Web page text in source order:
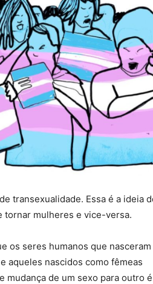
transexualidade. Essa é a ideia
tornar mulheres e vice-versa.
os seres humanos que nasceram
aqueles nascidos como fêmeas
mudança de um sexo para outro é